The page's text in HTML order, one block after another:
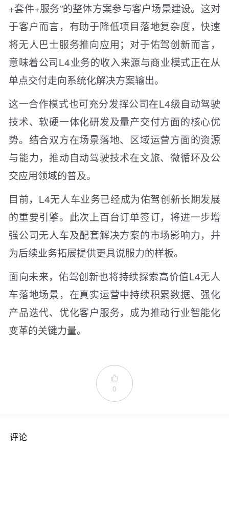
+套件+服务”的整体方案参与客户场景建设。这对
于客户而言，有助于降低项目落地复杂度，快速
将无人巴士服务推向应用；对于佑驾创新而言，
意味着公司L4业务的收入来源与商业模式正在从
单点交付走向系统化解决方案输出。
这一合作模式也可充分发挥公司在L4级自动驾驶
技术、软硬一体化研发及量产交付方面的核心优
势。结合双方在场景落地、区域运营方面的资源
与能力，推动自动驾驶技术在文旅、微循环及公
交应用领域的普及。
目前，L4无人车业务已经成为佑驾创新长期发展
的重要引擎。此次上百台订单签订，将进一步增
强公司无人车及配套解决方案的市场影响力，并
为后续业务拓展提供更具说服力的样板。
面向未来，佑驾创新也将持续探索高价值L4无人
车落地场景，在真实运营中持续积累数据、强化
产品迭代、优化客户服务，成为推动行业智能化
变革的关键力量。

0
评论